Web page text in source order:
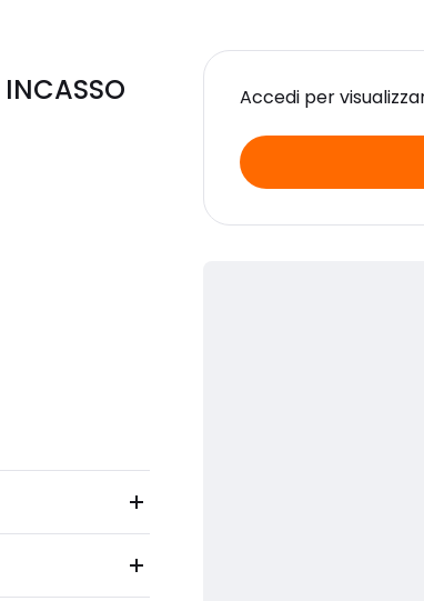
Accedi per